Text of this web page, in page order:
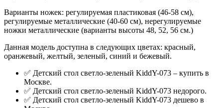
Варианты ножек: регулируемая пластиковая (46-58 см),
регулируемые металлические (40-60 см), нерегулируемые
ножки металлические (варианты высоты 48, 52, 56 см.)
Данная модель доступна в следующих цветах: красный,
оранжевый, желтый, зеленый, синий и бежевый.
✅ Детский стол светло-зеленый KiddY-073 – купить в
Москве.
✅ Детский стол светло-зеленый KiddY-073 недорого.
✅ Детский стол светло-зеленый KiddY-073 дешево в